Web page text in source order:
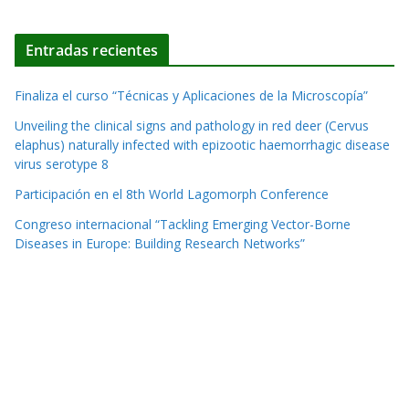
Entradas recientes
Finaliza el curso “Técnicas y Aplicaciones de la Microscopía”
Unveiling the clinical signs and pathology in red deer (Cervus
elaphus) naturally infected with epizootic haemorrhagic disease
virus serotype 8
Participación en el 8th World Lagomorph Conference
Congreso internacional “Tackling Emerging Vector-Borne
Diseases in Europe: Building Research Networks”